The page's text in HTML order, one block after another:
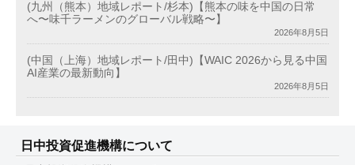
(九州（熊本）地域レポート/杉本)【熊本の味を中国の日常
へ〜味千ラーメンのグローバル戦略〜】
2026年8月5日
(中国（上海）地域レポート/田中)【WAIC 2026から見る中国
AI産業の最新動向】
2026年8月5日
日中投資促進機構について